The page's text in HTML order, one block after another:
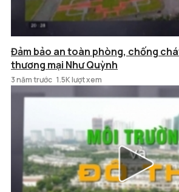
Đảm bảo an toàn phòng, chống
thương mại Như Quỳnh
3 năm trước 1.5K lượt xem